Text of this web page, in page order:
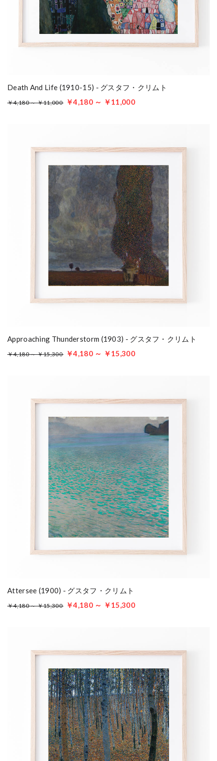
Death And Life (1910-15) - グスタフ・クリムト
￥4,180 ～ ￥11,000 ￥4,180 ～ ￥11,000
Approaching Thunderstorm (1903) - グスタフ・クリムト
￥4,180 ～ ￥15,300 ￥4,180 ～ ￥15,300
Attersee (1900) - グスタフ・クリムト
￥4,180 ～ ￥15,300 ￥4,180 ～ ￥15,300